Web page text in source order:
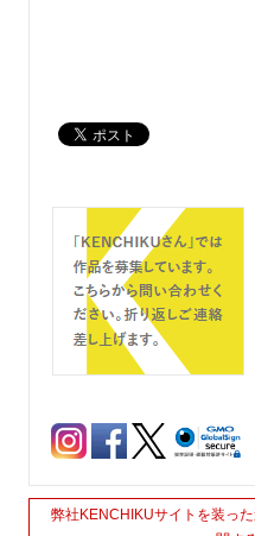
弊社KENCHIKUサイトを装っ